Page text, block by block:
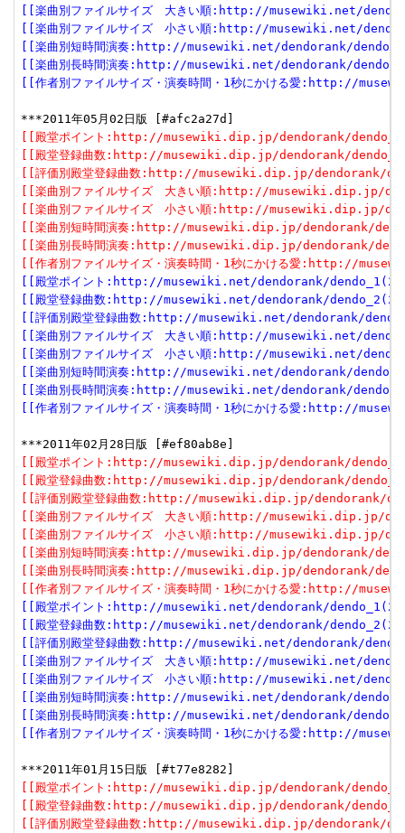
[[楽曲別ファイルサイズ　大きい順:http://musewiki.net/
[[楽曲別ファイルサイズ　小さい順:http://musewiki.net/
[[楽曲別短時間演奏:http://musewiki.net/dendorank/
[[楽曲別長時間演奏:http://musewiki.net/dendorank/
[[作者別ファイルサイズ・演奏時間・1秒にかける愛:http://
[[殿堂ポイント:http://musewiki.dip.jp/dendorank/
[[殿堂登録曲数:http://musewiki.dip.jp/dendorank/
[[評価別殿堂登録曲数:http://musewiki.dip.jp/dendorank/
[[楽曲別ファイルサイズ　大きい順:http://musewiki.dip.jp/
[[楽曲別ファイルサイズ　小さい順:http://musewiki.dip.jp/
[[楽曲別短時間演奏:http://musewiki.dip.jp/dendorank/
[[楽曲別長時間演奏:http://musewiki.dip.jp/dendorank/
[[作者別ファイルサイズ・演奏時間・1秒にかける愛:http://
[[殿堂ポイント:http://musewiki.net/dendorank/
[[殿堂登録曲数:http://musewiki.net/dendorank/
[[評価別殿堂登録曲数:http://musewiki.net/dendorank/
[[楽曲別ファイルサイズ　大きい順:http://musewiki.net/
[[楽曲別ファイルサイズ　小さい順:http://musewiki.net/
[[楽曲別短時間演奏:http://musewiki.net/dendorank/
[[楽曲別長時間演奏:http://musewiki.net/dendorank/
[[作者別ファイルサイズ・演奏時間・1秒にかける愛:http://
[[殿堂ポイント:http://musewiki.dip.jp/dendorank/
[[殿堂登録曲数:http://musewiki.dip.jp/dendorank/
[[評価別殿堂登録曲数:http://musewiki.dip.jp/dendorank/
[[楽曲別ファイルサイズ　大きい順:http://musewiki.dip.jp/
[[楽曲別ファイルサイズ　小さい順:http://musewiki.dip.jp/
[[楽曲別短時間演奏:http://musewiki.dip.jp/dendorank/
[[楽曲別長時間演奏:http://musewiki.dip.jp/dendorank/
[[作者別ファイルサイズ・演奏時間・1秒にかける愛:http://
[[殿堂ポイント:http://musewiki.net/dendorank/
[[殿堂登録曲数:http://musewiki.net/dendorank/
[[評価別殿堂登録曲数:http://musewiki.net/dendorank/
[[楽曲別ファイルサイズ　大きい順:http://musewiki.net/
[[楽曲別ファイルサイズ　小さい順:http://musewiki.net/
[[楽曲別短時間演奏:http://musewiki.net/dendorank/
[[楽曲別長時間演奏:http://musewiki.net/dendorank/
[[作者別ファイルサイズ・演奏時間・1秒にかける愛:http://
[[殿堂ポイント:http://musewiki.dip.jp/dendorank/
[[殿堂登録曲数:http://musewiki.dip.jp/dendorank/
[[評価別殿堂登録曲数:http://musewiki.dip.jp/dendorank/